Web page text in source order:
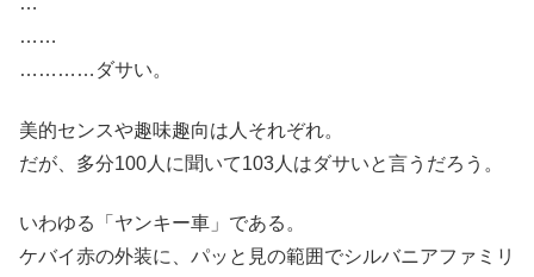
……
…………ダサい。
美的センスや趣味趣向は人それぞれ。
だが、多分100人に聞いて103人はダサいと言うだろう。
いわゆる「ヤンキー車」である。
ケバイ赤の外装に、パッと見の範囲でシルバニアファミリ